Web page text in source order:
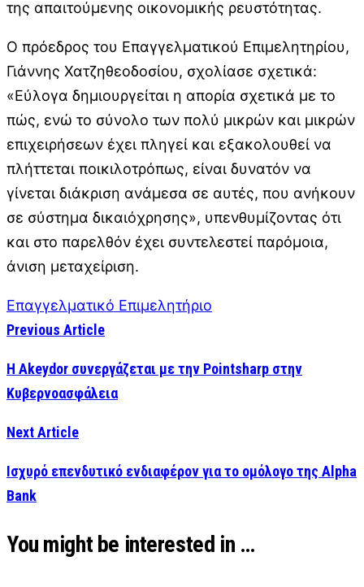
της απαιτούμενης οικονομικής ρευστότητας.
Ο πρόεδρος του Επαγγελματικού Επιμελητηρίου,
Γιάννης Χατζηθεοδοσίου, σχολίασε σχετικά:
«Εύλογα δημιουργείται η απορία σχετικά με το
πώς, ενώ το σύνολο των πολύ μικρών και μικρών
επιχειρήσεων έχει πληγεί και εξακολουθεί να
πλήττεται ποικιλοτρόπως, είναι δυνατόν να
γίνεται διάκριση ανάμεσα σε αυτές, που ανήκουν
σε σύστημα δικαιόχρησης», υπενθυμίζοντας ότι
και στο παρελθόν έχει συντελεστεί παρόμοια,
άνιση μεταχείριση.
Επαγγελματικό Επιμελητήριο
Previous Article
Η Akeydor συνεργάζεται με την Pointsharp στην
Κυβερνοασφάλεια
Next Article
Ισχυρό επενδυτικό ενδιαφέρον για το ομόλογο της Alpha
Bank
You might be interested in …